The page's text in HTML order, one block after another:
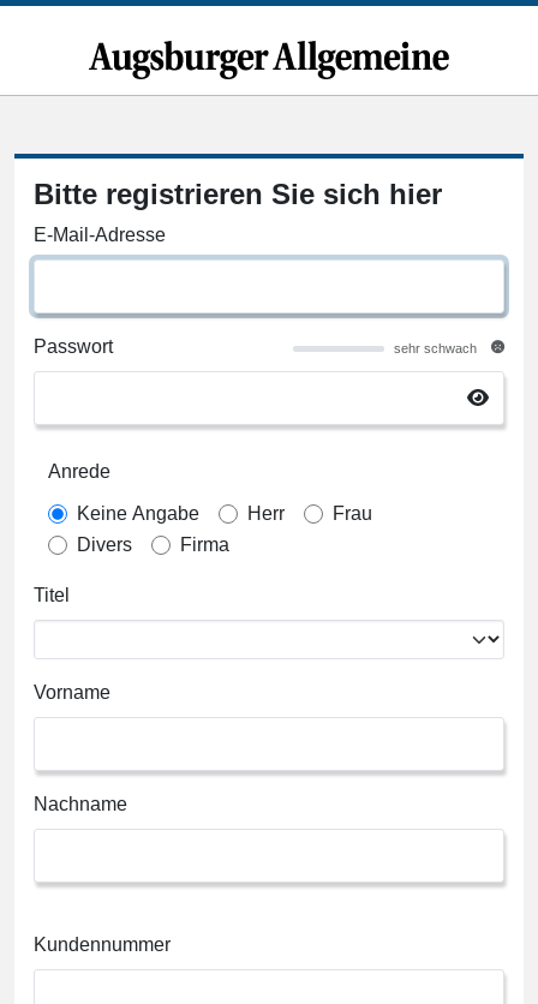
Bitte registrieren Sie sich hier
E-Mail-Adresse
Passwort sehr schwach
Anrede
Keine Angabe Herr
Frau
Divers
Firma
Titel
Vorname
Nachname
Kundennummer